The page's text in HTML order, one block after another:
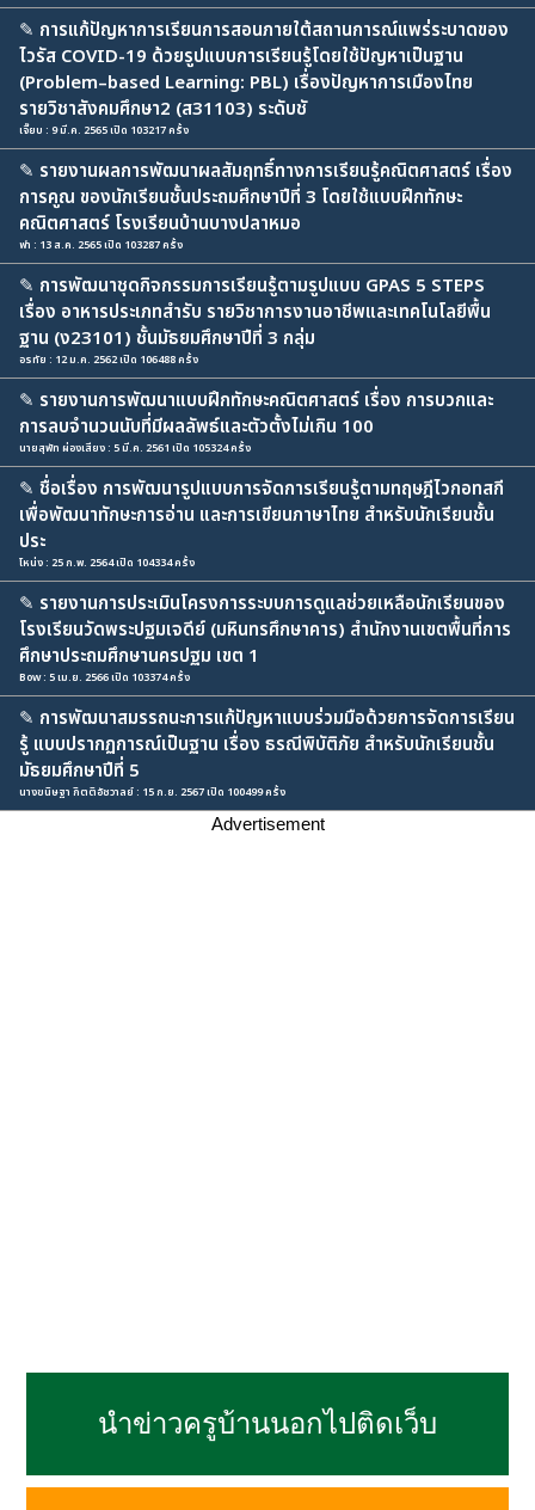
✎ การแก้ปัญหาการเรียนการสอนภายใต้สถานการณ์แพร่ระบาดของ
ไวรัส COVID-19 ด้วยรูปแบบการเรียนรู้โดยใช้ปัญหาเป็นฐาน
(Problem–based Learning: PBL) เรื่องปัญหาการเมืองไทย
รายวิชาสังคมศึกษา2 (ส31103) ระดับชั
เจี๊ยบ : 9 มี.ค. 2565 เปิด 103217 ครั้ง
✎ รายงานผลการพัฒนาผลสัมฤทธิ์ทางการเรียนรู้คณิตศาสตร์ เรื่อง
การคูณ ของนักเรียนชั้นประถมศึกษาปีที่ 3 โดยใช้แบบฝึกทักษะ
คณิตศาสตร์ โรงเรียนบ้านบางปลาหมอ
ฟา : 13 ส.ค. 2565 เปิด 103287 ครั้ง
✎ การพัฒนาชุดกิจกรรมการเรียนรู้ตามรูปแบบ GPAS 5 STEPS
เรื่อง อาหารประเภทสำรับ รายวิชาการงานอาชีพและเทคโนโลยีพื้น
ฐาน (ง23101) ชั้นมัธยมศึกษาปีที่ 3 กลุ่ม
อรทัย : 12 ม.ค. 2562 เปิด 106488 ครั้ง
✎ รายงานการพัฒนาแบบฝึกทักษะคณิตศาสตร์ เรื่อง การบวกและ
การลบจำนวนนับที่มีผลลัพธ์และตัวตั้งไม่เกิน 100
นายสุพัท ผ่องเสียง : 5 มี.ค. 2561 เปิด 105324 ครั้ง
✎ ชื่อเรื่อง การพัฒนารูปแบบการจัดการเรียนรู้ตามทฤษฎีไวกอทสกี
เพื่อพัฒนาทักษะการอ่าน และการเขียนภาษาไทย สำหรับนักเรียนชั้น
ประ
โหน่ง : 25 ก.พ. 2564 เปิด 104334 ครั้ง
✎ รายงานการประเมินโครงการระบบการดูแลช่วยเหลือนักเรียนของ
โรงเรียนวัดพระปฐมเจดีย์ (มหินทรศึกษาคาร) สำนักงานเขตพื้นที่การ
ศึกษาประถมศึกษานครปฐม เขต 1
Bow : 5 เม.ย. 2566 เปิด 103374 ครั้ง
✎ การพัฒนาสมรรถนะการแก้ปัญหาแบบร่วมมือด้วยการจัดการเรียน
รู้ แบบปรากฏการณ์เป็นฐาน เรื่อง ธรณีพิบัติภัย สำหรับนักเรียนชั้น
มัธยมศึกษาปีที่ 5
นางขนิษฐา กิตติอัชวาลย์ : 15 ก.ย. 2567 เปิด 100499 ครั้ง
Advertisement
นำข่าวครูบ้านนอกไปติดเว็บ